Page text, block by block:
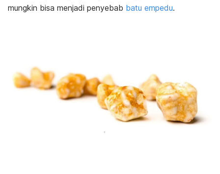
mungkin bisa menjadi penyebab batu empedu.